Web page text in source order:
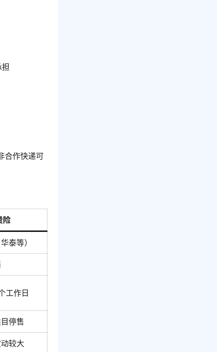
合作快递可
险
泰等）
工作日
停售
较大